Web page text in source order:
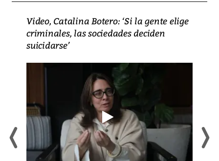
Video, Catalina Botero: ‘Si la gente elige
criminales, las sociedades deciden
suicidarse’